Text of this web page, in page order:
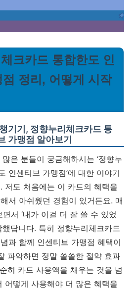
크카드 통합한도 인
정리, 어떻게 시작
기기, 정향누리체크카드 통
가맹점 알아보기
은 분들이 궁금해하시는 ‘정향누
인센티브 가맹점’에 대한 이야기
저도 처음에는 이 카드의 혜택을
서 아쉬웠던 경험이 있거든요. 매
서 ‘내가 이걸 더 잘 쓸 수 있었
답니다. 특히 정향누리체크카드
과 함께 인센티브 가맹점 혜택이
파악하면 정말 쏠쏠한 절약 효과
히 카드 사용액을 채우는 것을 넘
어떻게 사용해야 더 많은 혜택을